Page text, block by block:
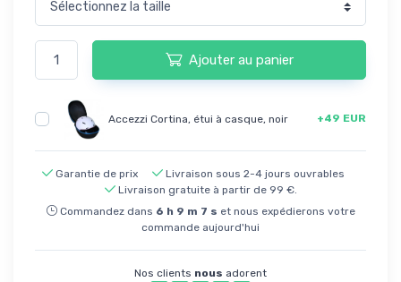
Ajouter au panier
Accezzi Cortina, étui à casque, noir +49 EUR
Garantie de prix
Livraison sous 2-4 jours ouvrables
Livraison gratuite à partir de 99 €.
Commandez dans 6 h 9 m 7 s et nous expédierons votre
commande aujourd'hui
Nos clients nous adorent